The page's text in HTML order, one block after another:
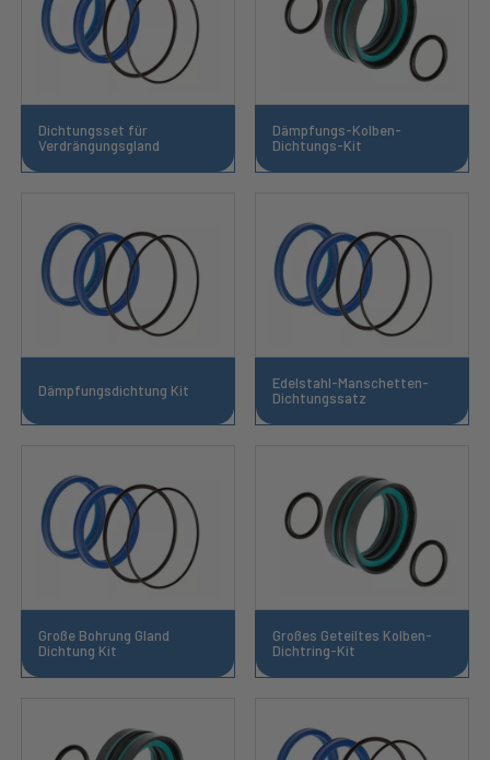
Dichtungsset für
Verdrängungsgland
Dämpfungs-Kolben-
Dichtungs-Kit
Dämpfungsdichtung Kit
Edelstahl-Manschetten-
Dichtungssatz
Große Bohrung Gland
Dichtung Kit
Großes Geteiltes Kolben-
Dichtring-Kit